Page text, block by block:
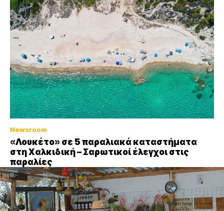
Newsroom
«Λουκέτο» σε 5 παραλιακά καταστήματα
στη Χαλκιδική – Σαρωτικοί έλεγχοι στις
παραλίες